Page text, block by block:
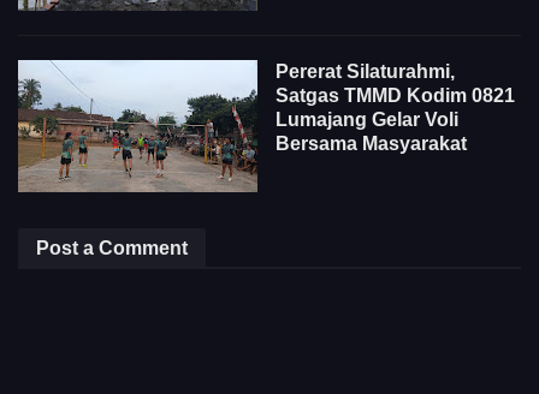
Pererat Silaturahmi,
Satgas TMMD Kodim 0821
Lumajang Gelar Voli
Bersama Masyarakat
Post a Comment